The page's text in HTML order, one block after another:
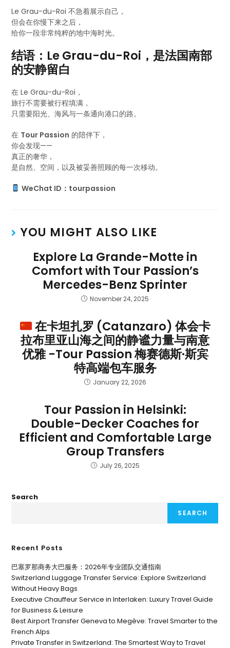
Le Grau-du-Roi 不急着展示自己，
但会在你慢下来之后，
给你一段非常纯粹的地中海时光。
结语：Le Grau-du-Roi，是法国南部
的安静留白
在 Le Grau-du-Roi，
旅行不需要被行程填满，
只需要阳光、海风与一条通向港口的路。
在 Tour Passion 的陪伴下，
你会发现——
真正的奢华，
是自然、空间，以及被妥善照顾的每一次移动。
WeChat ID：tourpassion
YOU MIGHT ALSO LIKE
Explore La Grande-Motte in
Comfort with Tour Passion’s
Mercedes-Benz Sprinter
November 24, 2025
在卡坦扎罗 (Catanzaro) 体会卡
拉布里亚山海之间的静谧力量与南意
优雅 -Tour Passion 梅赛德斯·斯宾
特高端包车服务
January 22, 2026
Tour Passion in Helsinki:
Double-Decker Coaches for
Efficient and Comfortable Large
Group Transfers
July 26, 2025
Search
SEARCH
Recent Posts
巴塞罗那商务大巴服务：2026年专业团队交通指南
Switzerland Luggage Transfer Service: Explore Switzerland
Without Heavy Bags
Executive Chauffeur Service in Interlaken: Luxury Travel Guide
for Business & Leisure
Best Airport Transfer Geneva to Megève: Travel Smarter to the
French Alps
Private Transfer in Switzerland: The Smartest Way to Travel